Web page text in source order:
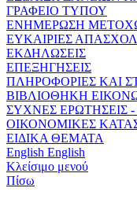
ΓΡΑΦΕΙΟ ΤΥΠΟΥ
ΕΝΗΜΕΡΩΣΗ
ΕΥΚΑΙΡΙΕΣ
ΕΚΔΗΛΩΣΕΙΣ
ΕΠΕΞΗΓΗΣΕΙΣ
ΠΛΗΡΟΦΟΡΙΕΣ ΚΑΙ
ΒΙΒΛΙΟΘΗΚΗ
ΣΥΧΝΕΣ ΕΡΩΤΗΣΕΙΣ
ΟΙΚΟΝΟΜΙΚΕΣ
ΕΙΔΙΚΑ ΘΕΜΑΤΑ
English English
Κλείσιμο μενού
Πίσω